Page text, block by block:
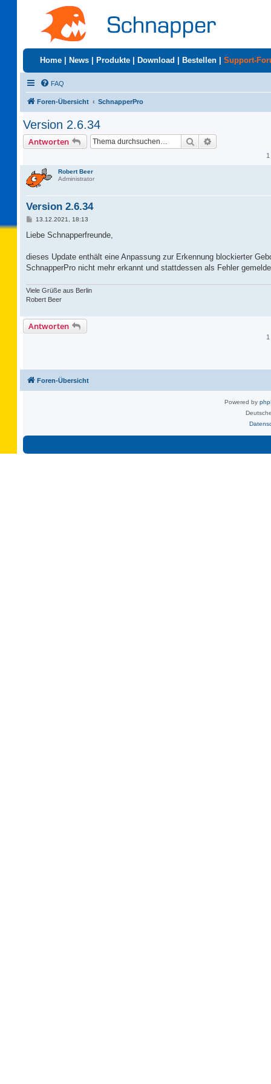
Home News Produkte Download Bestellen Support-
FAQ
Foren-Übersicht SchnapperPro
Version 2.6.34
Antworten Suche
Robert Beer
Administrator
Version 2.6.34
B
i
a
13.12.2021, 18:13
Liebe Schnapperfreunde,
dieses Update enthält eine Anpassung zur Erkennung blockierter
SchnapperPro nicht mehr erkannt und stattdessen als Fehler
Viele Grüße aus Berlin
Robert Beer
Antworten
Foren-Übersicht
Powered by